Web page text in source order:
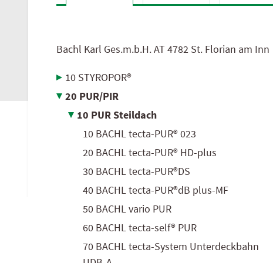
hagebau Österreich
Bachl Karl Ges.m.b.H.AT4782 St. Florian am Inn
10 STYROPOR®
20 PUR/PIR
10 PUR Steildach
10 BACHL tecta-PUR® 023
20 BACHL tecta-PUR® HD-plus
30 BACHL tecta-PUR®DS
40 BACHL tecta-PUR®dB plus-MF
50 BACHL vario PUR
60 BACHL tecta-self® PUR
70 BACHL tecta-System Unterdeckbahn